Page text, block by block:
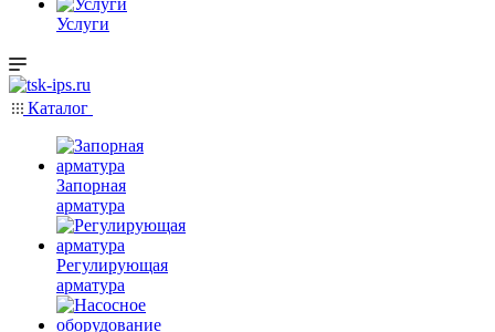
Услуги
Каталог
Запорная
арматура
Регулирующая
арматура